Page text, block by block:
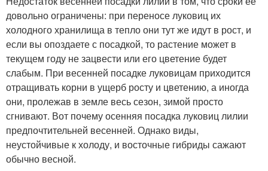
довольно ограничены: при переносе луковиц их
холодного хранилища в тепло они тут же идут в рост, и
если вы опоздаете с посадкой, то растение может в
текущем году не зацвести или его цветение будет
слабым. При весенней посадке луковицам приходится
отращивать корни в ущерб росту и цветению, а иногда
они, пролежав в земле весь сезон, зимой просто
сгнивают. Вот почему осенняя посадка луковиц лилии
предпочтительней весенней. Однако виды,
неустойчивые к холоду, и восточные гибриды сажают
обычно весной.